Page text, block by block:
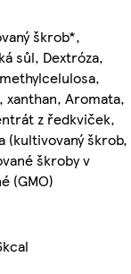
škrob*,
sůl, Dextróza,
xanthan, Aromata,
z ředkviček,
(kultivovaný škrob,
škroby v
(GMO)